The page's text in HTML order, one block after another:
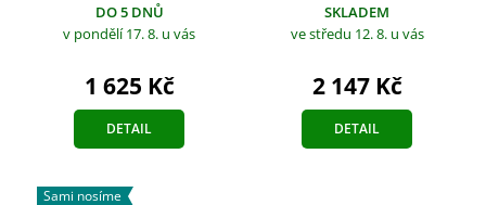
DO 5 DNŮ
v pondělí 17. 8. u vás
1 625 Kč
DETAIL
SKLADEM
ve středu 12. 8. u vás
2 147 Kč
DETAIL
Sami nosíme